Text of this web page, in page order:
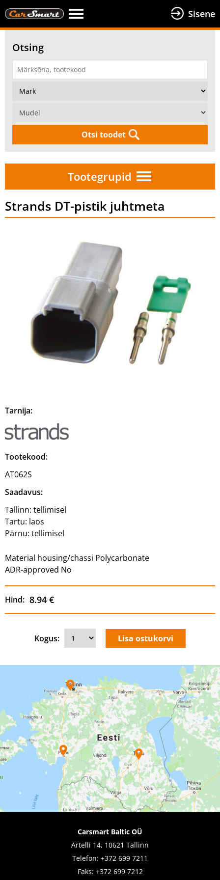
Sisene
Otsing
Otsi toodet
Tootegrupid
Strands DT-pistik juhtmeta
Tarnija:
Tootekood:
AT062S
Saadavus:
Tallinn: tellimisel
Tartu: laos
Pärnu: tellimisel
Material housing/chassi Polycarbonate
ADR-approved No
Hind: 8.94 €
Kogus:
Carsmart Baltic OÜ
Artelli 14, 10621 Tallinn
Telefon: +372 699 7211
Faks: +372 699 7212